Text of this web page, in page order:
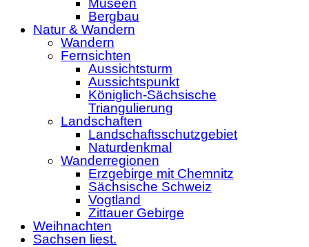
Museen
Bergbau
Natur & Wandern
Wandern
Fernsichten
Aussichtsturm
Aussichtspunkt
Königlich-Sächsische
Triangulierung
Landschaften
Landschaftsschutzgebiet
Naturdenkmal
Wanderregionen
Erzgebirge mit Chemnitz
Sächsische Schweiz
Vogtland
Zittauer Gebirge
Weihnachten
Sachsen liest.